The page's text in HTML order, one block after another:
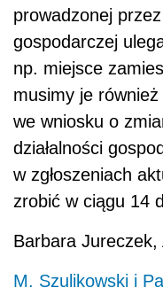
prowadzonej
gospodarczej
np. miejsce
musimy je
we wniosku o
działalności
w zgłoszeniach
zrobić w ciągu 14
Barbara
M. Szulikowski i